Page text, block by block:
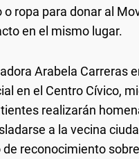
ropa para donar al
en el mismo lugar.
Arabela Carreras
en el Centro Cívico,
realizarán
a la vecina
reconocimiento